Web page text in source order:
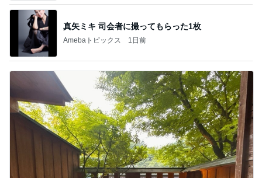
真矢ミキ 司会者に撮ってもらった1枚
Amebaトピックス 1日前